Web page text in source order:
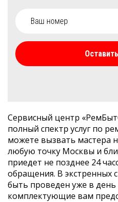
Сервисный центр
полный спектр услуг по
можете вызвать мастера
любую точку Москвы и
приедет не позднее 24
обращения. В экстренных
быть проведен уже в
комплектующие вам